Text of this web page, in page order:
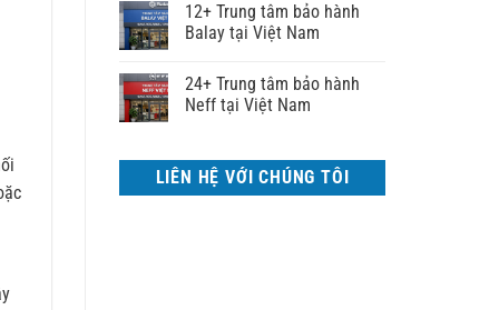
12+ Trung tâm bảo hành
Balay tại Việt Nam
24+ Trung tâm bảo hành
Neff tại Việt Nam
LIÊN HỆ VỚI CHÚNG TÔI